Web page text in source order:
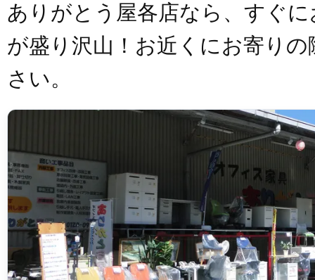
ありがとう屋各店なら、すぐ
が盛り沢山！お近くにお寄り
さい。